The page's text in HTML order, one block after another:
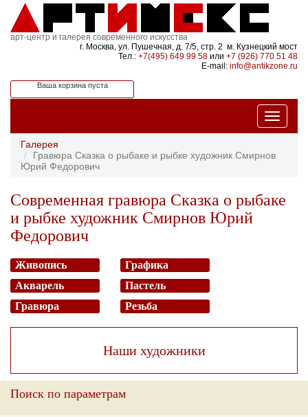
арт-центр и галерея современного искусства
г. Москва, ул. Пушечная, д. 7/5, стр. 2 м. Кузнецкий мост
Тел.: +7(495) 649 99 58 или +7 (926) 770 51 48
E-mail: info@antikzone.ru
Ваша корзина пуста
Галерея
Гравюра Сказка о рыбаке и рыбке художник Смирнов
Юрий Федорович
Современная гравюра Сказка о рыбаке
и рыбке художник Смирнов Юрий
Федорович
Живопись
Графика
Акварель
Пастель
Гравюра
Резьба
Наши художники
Поиск по параметрам